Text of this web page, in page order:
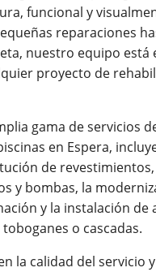
funcional y
reparaciones
nuestro equipo está
proyecto de
gama de servicios
en Espera,
de revestimientos,
y bombas, la
y la instalación de
o cascadas.
la calidad del servicio